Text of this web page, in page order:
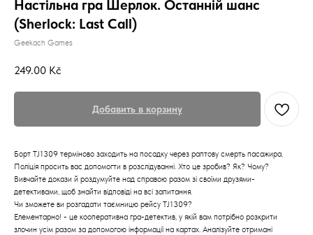
Настільна гра Шерлок. Останній шанс
(Sherlock: Last Call)
Geekach Games
249.00 Kč
Добавить в корзину
Борт TJ1309 терміново заходить на посадку через раптову смерть пасажира.
Поліція просить вас допомогти в розслідуванні. Хто це зробив? Як? Чому?
Вивчайте докази й роздумуйте над справою разом зі своїми друзями-
детективами, щоб знайти відповіді на всі запитання.
Чи зможете ви розгадати таємницю рейсу TJ1309?
Елементарно! - це кооперативна гра-детектив, у якій вам потрібно розкрити
злочин усім разом за допомогою інформації на картах. Аналізуйте отримані